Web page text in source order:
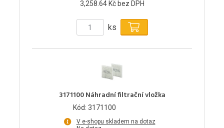
3,258.64 Kč bez DPH
ks
3171100 Náhradní filtrační vložka
Kód: 3171100
V e-shopu skladem na dotaz